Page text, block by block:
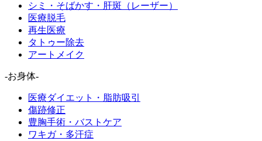
シミ・そばかす・肝斑（レーザー）
医療脱毛
再生医療
タトゥー除去
アートメイク
-お身体-
医療ダイエット・脂肪吸引
傷跡修正
豊胸手術・バストケア
ワキガ・多汗症